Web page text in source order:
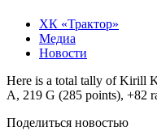
ХК «Трактор»
Медиа
Новости
Here is a total tally of Kirill
A, 219 G (285 points), +82
Поделиться новостью